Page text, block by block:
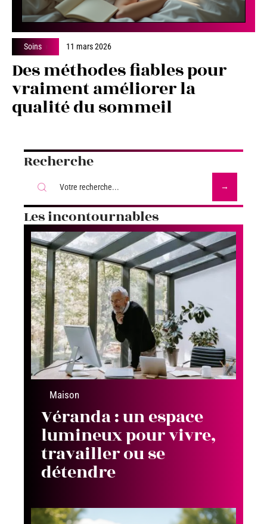
Soins 11 mars 2026
Des méthodes fiables pour
vraiment améliorer la
qualité du sommeil
Recherche
Les incontournables
Maison
Véranda : un espace
lumineux pour vivre,
travailler ou se
détendre